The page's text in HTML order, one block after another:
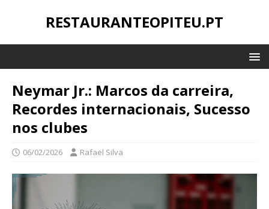
RESTAURANTEOPITEU.PT
Neymar Jr.: Marcos da carreira,
Recordes internacionais, Sucesso
nos clubes
06/02/2026 Rafael Silva